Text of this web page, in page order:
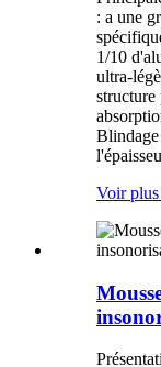
: a une
1/10
ultra-
structure
Blindage
Voir